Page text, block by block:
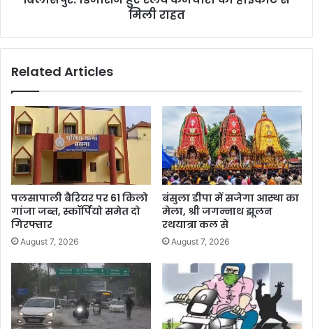
मिली राहत
Related Articles
पलसापाली बैरियर पर 61 किलो
गांजा जब्त, स्कॉर्पियो समेत दो
गिरफ्तार
August 7, 2026
बंसुला डीपा में सजेगा आस्था का
मेला, श्री जगन्नाथ झूलन
रथयात्रा कल से
August 7, 2026